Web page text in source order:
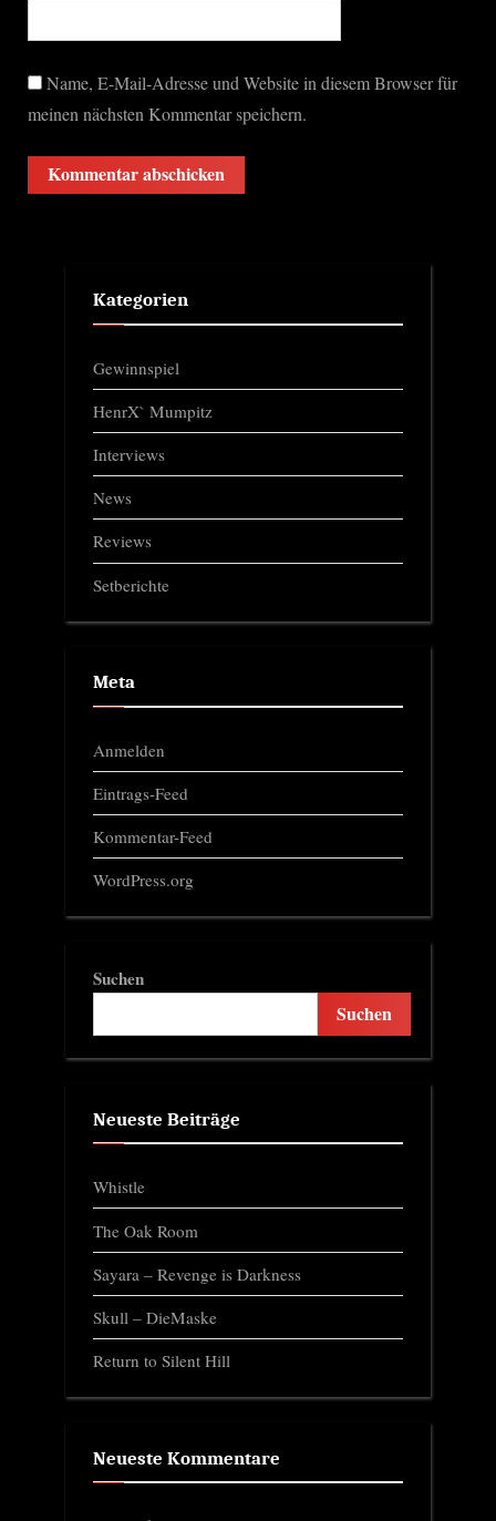
Name, E-Mail-Adresse und Website in diesem Browser für
meinen nächsten Kommentar speichern.
Kategorien
Gewinnspiel
HenrX` Mumpitz
Interviews
News
Reviews
Setberichte
Meta
Anmelden
Eintrags-Feed
Kommentar-Feed
WordPress.org
Suchen
Suchen
Neueste Beiträge
Whistle
The Oak Room
Sayara – Revenge is Darkness
Skull – DieMaske
Return to Silent Hill
Neueste Kommentare